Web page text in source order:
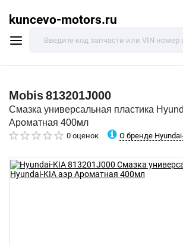
kuncevo-motors.ru
Mobis813201J000
Смазка универсальная пластика
Ароматная 400мл
0 оценок О бренде